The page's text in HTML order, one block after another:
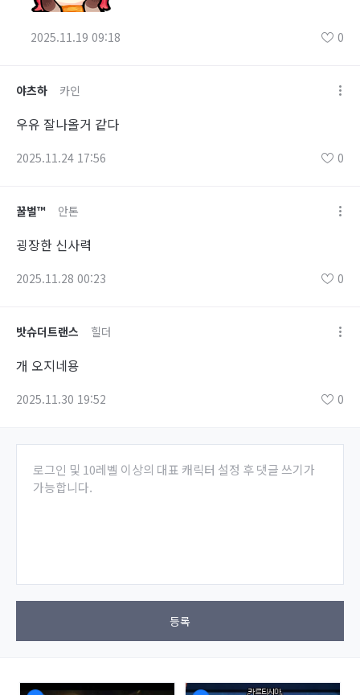
2025.11.19 09:18 0
야츠하 카인
우유 잘나올거 같다
2025.11.24 17:56 0
꿀벌™ 안톤
굉장한 신사력
2025.11.28 00:23 0
밧슈더트랜스 힐더
개 오지네용
2025.11.30 19:52 0
로그인 및 10레벨 이상의 대표 캐릭터 설정 후 댓글 쓰기가
가능합니다.
등록